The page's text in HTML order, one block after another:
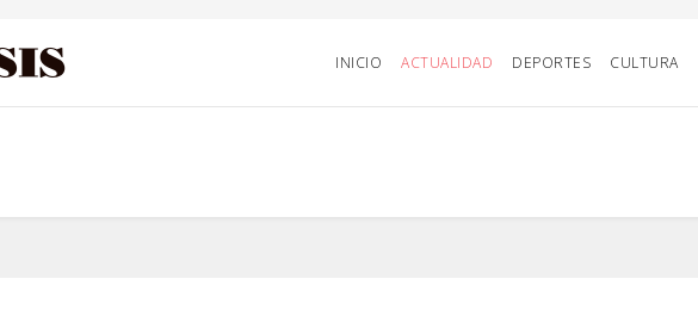
INICIO ACTUALIDAD DEPORTES CULTURA